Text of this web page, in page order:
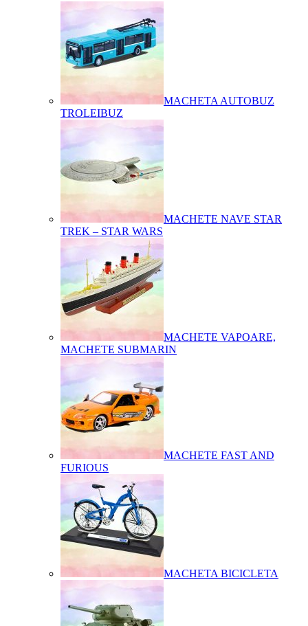
MACHETA AUTOBUZ
TROLEIBUZ
MACHETE NAVE STAR
TREK – STAR WARS
MACHETE VAPOARE,
MACHETE SUBMARIN
MACHETE FAST AND
FURIOUS
MACHETA BICICLETA